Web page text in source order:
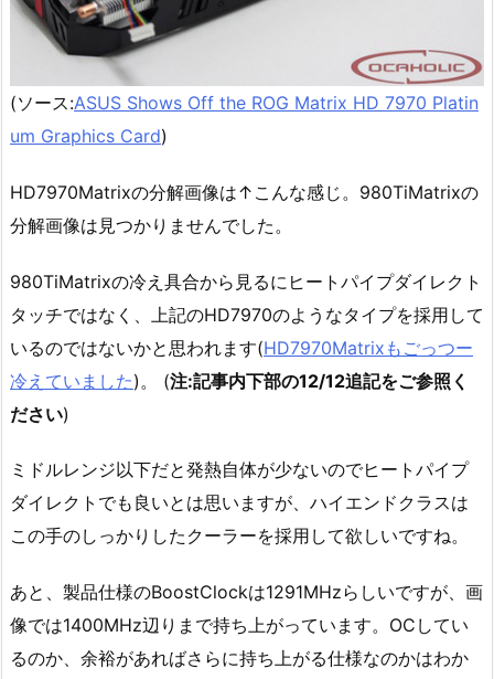
(ソース:ASUS Shows Off the ROG Matrix HD 7970 Platin
um Graphics Card)
HD7970Matrixの分解画像は↑こんな感じ。980TiMatrixの
分解画像は見つかりませんでした。
980TiMatrixの冷え具合から見るにヒートパイプダイレクト
タッチではなく、上記のHD7970のようなタイプを採用して
いるのではないかと思われます(HD7970Matrixもごっつー
冷えていました)。 (注:記事内下部の12/12追記をご参照く
ださい)
ミドルレンジ以下だと発熱自体が少ないのでヒートパイプ
ダイレクトでも良いとは思いますが、ハイエンドクラスは
この手のしっかりしたクーラーを採用して欲しいですね。
あと、製品仕様のBoostClockは1291MHzらしいですが、画
像では1400MHz辺りまで持ち上がっています。OCしてい
るのか、余裕があればさらに持ち上がる仕様なのかはわか